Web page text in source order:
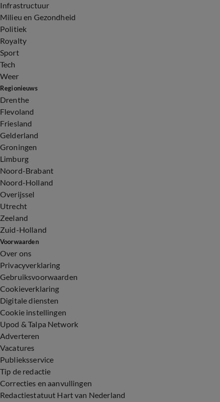
Infrastructuur
Milieu en Gezondheid
Politiek
Royalty
Sport
Tech
Weer
Regionieuws
Drenthe
Flevoland
Friesland
Gelderland
Groningen
Limburg
Noord-Brabant
Noord-Holland
Overijssel
Utrecht
Zeeland
Zuid-Holland
Voorwaarden
Over ons
Privacyverklaring
Gebruiksvoorwaarden
Cookieverklaring
Digitale diensten
Cookie instellingen
Upod & Talpa Network
Adverteren
Vacatures
Publieksservice
Tip de redactie
Correcties en aanvullingen
Redactiestatuut Hart van Nederland